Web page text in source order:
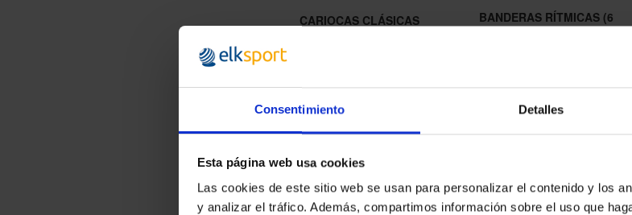
Consentimiento Detalles
Esta página web usa cookies
Las cookies de este sitio web se usan para personalizar el contenido y los
y analizar el tráfico. Además, compartimos información sobre el uso que
CARIOCAS CLÁSICAS
BANDERAS RÍTMICAS (6